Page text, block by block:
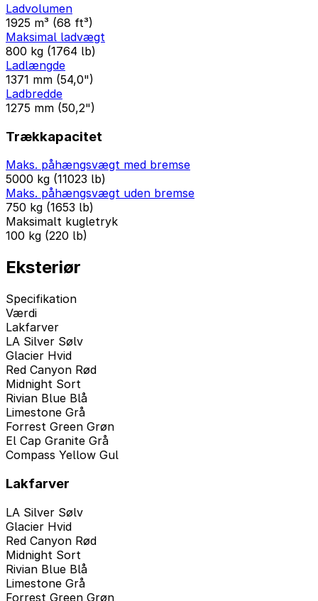
Ladvolumen
1925 m³ (68 ft³)
Maksimal ladvægt
800 kg (1764 lb)
Ladlængde
1371 mm (54,0")
Ladbredde
1275 mm (50,2")
Trækkapacitet
Maks. påhængsvægt med bremse
5000 kg (11023 lb)
Maks. påhængsvægt uden bremse
750 kg (1653 lb)
Maksimalt kugletryk
100 kg (220 lb)
Eksteriør
Specifikation
Værdi
Lakfarver
LA Silver Sølv
Glacier Hvid
Red Canyon Rød
Midnight Sort
Rivian Blue Blå
Limestone Grå
Forrest Green Grøn
El Cap Granite Grå
Compass Yellow Gul
Lakfarver
LA Silver Sølv
Glacier Hvid
Red Canyon Rød
Midnight Sort
Rivian Blue Blå
Limestone Grå
Forrest Green Grøn